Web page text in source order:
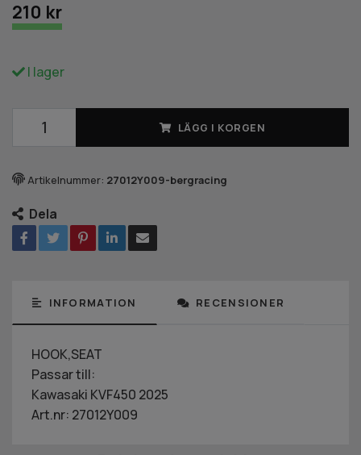
210 kr
I lager
LÄGG I KORGEN
Artikelnummer: 27012Y009-bergracing
Dela
INFORMATION RECENSIONER
HOOK,SEAT
Passar till:
Kawasaki KVF450 2025
Art.nr: 27012Y009